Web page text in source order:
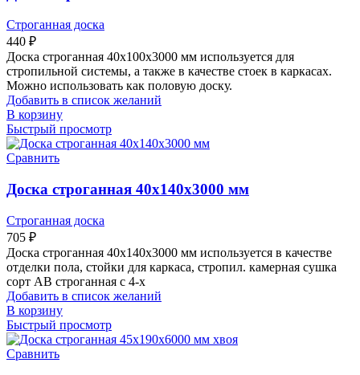
Строганная доска
440 ₽
Доска строганная 40х100х3000 мм используется для
стропильной системы, а также в качестве стоек в каркасах.
Можно использовать как половую доску.
Добавить в список желаний
В корзину
Быстрый просмотр
Сравнить
Доска строганная 40х140х3000 мм
Строганная доска
705 ₽
Доска строганная 40х140х3000 мм используется в качестве
отделки пола, стойки для каркаса, стропил. камерная сушка
сорт АВ строганная с 4-х
Добавить в список желаний
В корзину
Быстрый просмотр
Сравнить